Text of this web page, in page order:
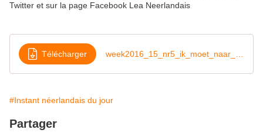
Twitter et sur la page Facebook Lea Neerlandais
Télécharger
#Instant néerlandais du jour
Partager